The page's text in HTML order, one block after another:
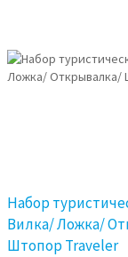
Набор
Вилка/ Ложка/
Штопор Traveler